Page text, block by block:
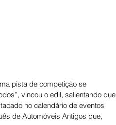
pista de competição se
vincou o edil, salientando que
no calendário de eventos
de Automóveis Antigos que,